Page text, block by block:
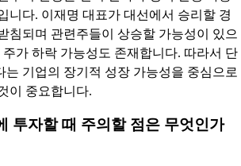
니다. 이재명 대표가 대선에서 승리할 경
침되며 관련주들이 상승할 가능성이 있으
가 하락 가능성도 존재합니다. 따라서 단
는 기업의 장기적 성장 가능성을 중심으로
이 중요합니다.
투자할 때 주의할 점은 무엇인가